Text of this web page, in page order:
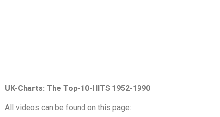
UK-Charts: The Top-10-HITS 1952-1990
All videos can be found on this page: